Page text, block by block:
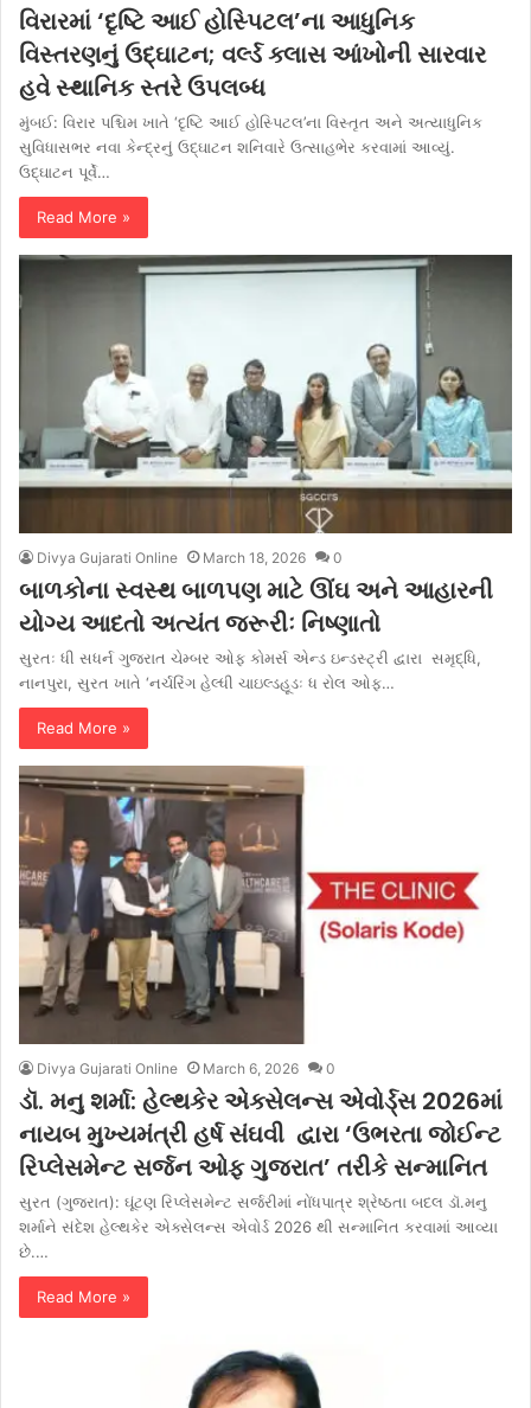
વિરારમાં ‘દૃષ્ટિ આઈ હોસ્પિટલ’ના આધુનિક
વિસ્તરણનું ઉદ્ઘાટન; વર્લ્ડ ક્લાસ આંખોની સારવાર
હવે સ્થાનિક સ્તરે ઉપલબ્ધ
મુંબઈ: વિરાર પશ્ચિમ ખાતે ‘દૃષ્ટિ આઈ હોસ્પિટલ’ના વિસ્તૃત અને અત્યાધુનિક
સુવિધાસભર નવા કેન્દ્રનું ઉદ્ઘાટન શનિવારે ઉત્સાહભેર કરવામાં આવ્યું.
ઉદ્ઘાટન પૂર્વે…
Read More »
Divya Gujarati Online March 18, 2026 0
બાળકોના સ્વસ્થ બાળપણ માટે ઊંઘ અને આહારની
યોગ્ય આદતો અત્યંત જરૂરીઃ નિષ્ણાતો
સુરતઃ ધી સધર્ન ગુજરાત ચેમ્બર ઓફ કોમર્સ એન્ડ ઇન્ડસ્ટ્રી દ્વારા સમૃદ્ધિ,
નાનપુરા, સુરત ખાતે ‘નર્ચરિંગ હેલ્ધી ચાઇલ્ડહૂડઃ ધ રોલ ઓફ…
Read More »
Divya Gujarati Online March 6, 2026 0
ડૉ. મનુ શર્મા: હેલ્થકેર એક્સેલન્સ એવોર્ડ્સ 2026માં
નાયબ મુખ્યમંત્રી હર્ષ સંઘવી દ્વારા ‘ઉભરતા જોઈન્ટ
રિપ્લેસમેન્ટ સર્જન ઓફ ગુજરાત’ તરીકે સન્માનિત
સુરત (ગુજરાત): ઘૂંટણ રિપ્લેસમેન્ટ સર્જરીમાં નોંધપાત્ર શ્રેષ્ઠતા બદલ ડૉ.મનુ
શર્માને સંદેશ હેલ્થકેર એક્સેલન્સ એવોર્ડ 2026 થી સન્માનિત કરવામાં આવ્યા
છે.…
Read More »